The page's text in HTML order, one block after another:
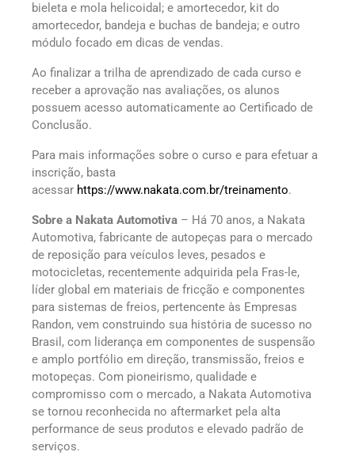
bieleta e mola helicoidal; e amortecedor, kit do
amortecedor, bandeja e buchas de bandeja; e outro
módulo focado em dicas de vendas.
Ao finalizar a trilha de aprendizado de cada curso e
receber a aprovação nas avaliações, os alunos
possuem acesso automaticamente ao Certificado de
Conclusão.
Para mais informações sobre o curso e para efetuar a
inscrição, basta
acessar https://www.nakata.com.br/treinamento.
Sobre a Nakata Automotiva – Há 70 anos, a Nakata
Automotiva, fabricante de autopeças para o mercado
de reposição para veículos leves, pesados e
motocicletas, recentemente adquirida pela Fras-le,
líder global em materiais de fricção e componentes
para sistemas de freios, pertencente às Empresas
Randon, vem construindo sua história de sucesso no
Brasil, com liderança em componentes de suspensão
e amplo portfólio em direção, transmissão, freios e
motopeças. Com pioneirismo, qualidade e
compromisso com o mercado, a Nakata Automotiva
se tornou reconhecida no aftermarket pela alta
performance de seus produtos e elevado padrão de
serviços.